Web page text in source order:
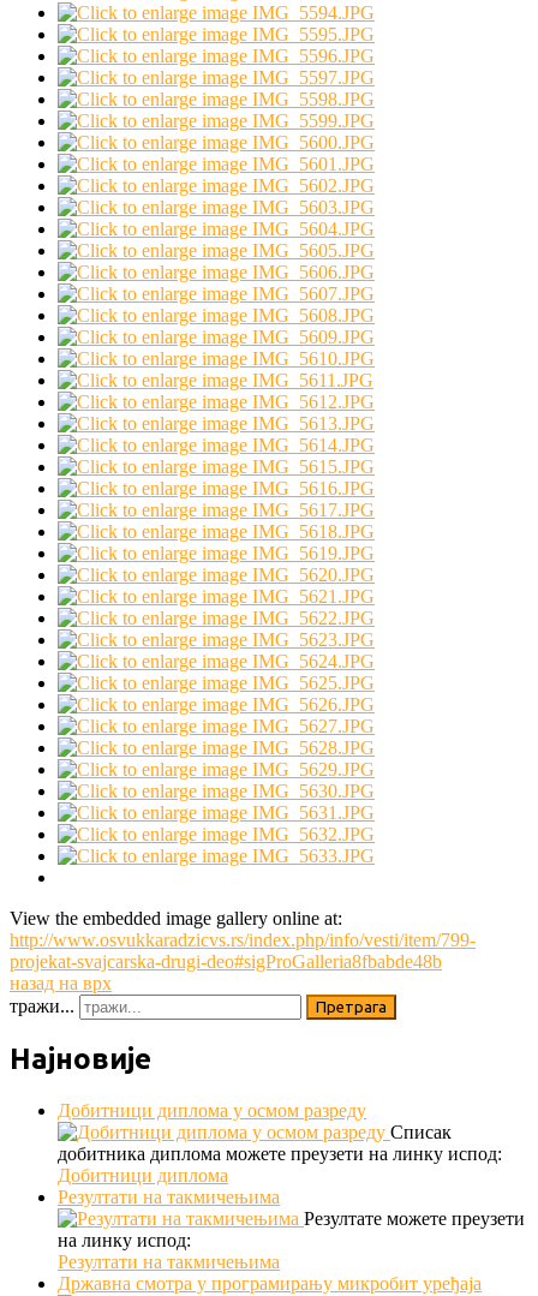
View the embedded image gallery online at:
http://www.osvukkaradzicvs.rs/index.php/info/vesti/item/799-
projekat-svajcarska-drugi-deo#sigProGalleria8fbabde48b
назад на врх
тражи...
Претрага
Најновије
Добитници диплома у осмом разреду
Списак
добитника диплома можете преузети на линку испод:
Добитници диплома
Резултати на такмичењима
Резултате можете преузети
на линку испод:
Резултати на такмичењима
Државна смотра у програмирању микробит уређаја